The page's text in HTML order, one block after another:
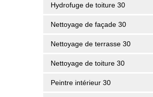
Hydrofuge de toiture 30
Nettoyage de façade 30
Nettoyage de terrasse 30
Nettoyage de toiture 30
Peintre intérieur 30